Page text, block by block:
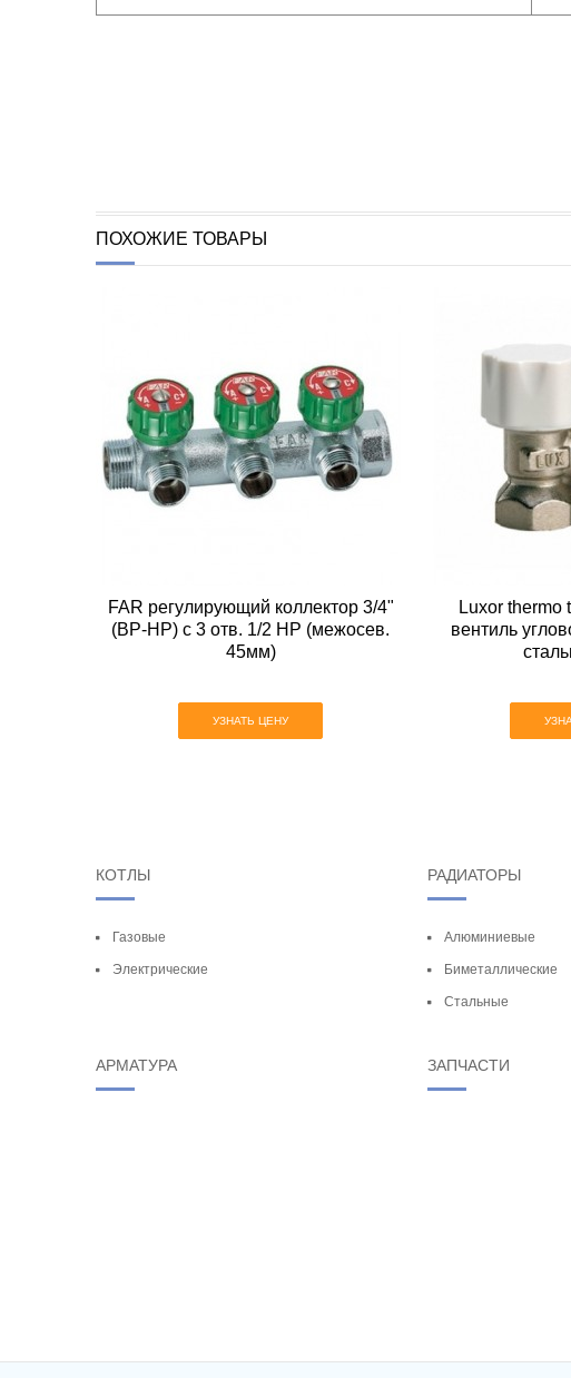
ПОХОЖИЕ ТОВАРЫ
FAR регулирующий коллектор 3/4"
(ВР-НР) с 3 отв. 1/2 НР (межосев.
45мм)
УЗНАТЬ ЦЕНУ
Luxor thermo
вентиль
КОТЛЫ
Газовые
Электрические
РАДИАТОРЫ
Алюминиевые
Биметаллические
Стальные
АРМАТУРА ЗАПЧАСТИ